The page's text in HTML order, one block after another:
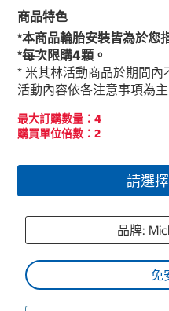
商品特色
*本商品輪胎安裝皆為於您
*每次限購4顆。
* 米其林活動商品於期間內
活動內容依各注意事項為主
最大訂購數量：4
購買單位倍數：2
請選
品牌:
免